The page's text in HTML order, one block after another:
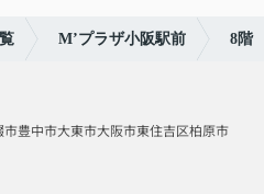
M’プラザ小阪駅前 8階
市豊中市大東市大阪市東住吉区柏原市